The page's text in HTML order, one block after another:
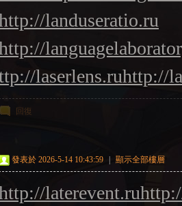
landuseratio.ru
laserlens.ruhttp://
回復
發表於 2026-5-14 10:43:59 顯示全部樓層
laterevent.ru